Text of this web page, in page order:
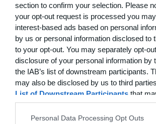
section to confirm your selection. Please
your opt-out request is processed you
interest-based ads based on personal
by us or personal information disclosed to
to your opt-out. You may separately opt-
disclosure of your personal information by
the IAB’s list of downstream participants.
may also be disclosed by us to third
List of Downstream Participants that
disclose it to other third parties.
Personal Data Processing Opt Outs
5.9 Holdsport est en droit, peu avant
période pour laquelle vous avez acheté
participation à une équipe via Holdsport,
contacter par e-mail ou par tout autre
avez accepté d'être contacté, afin de vous
vous devez acheter un droit de
pour la période à venir. Holdsport n'y est
tenu. Si vous avez consenti à des
être effectués sans autre préavis. Voir